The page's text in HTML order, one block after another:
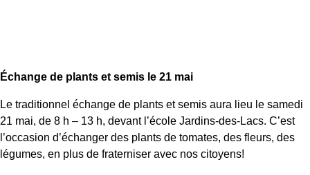
Échange de plants et semis le 21 mai
Le traditionnel échange de plants et semis aura lieu le samedi
21 mai, de 8 h – 13 h, devant l’école Jardins-des-Lacs. C’est
l’occasion d’échanger des plants de tomates, des fleurs, des
légumes, en plus de fraterniser avec nos citoyens!